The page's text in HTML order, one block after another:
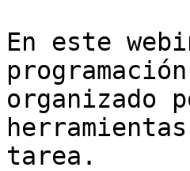
En este
organizado
tarea.